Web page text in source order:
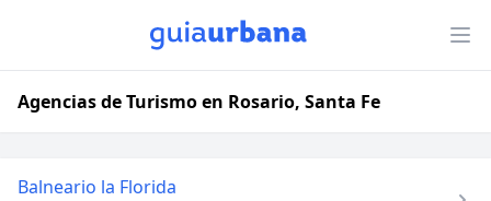
Agencias de Turismo en Rosario, Santa Fe
Balneario la Florida